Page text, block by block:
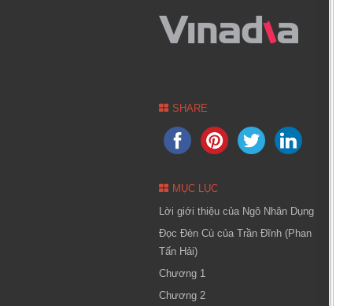
SHARE
MỤC LỤC
Lời giới thiệu của Ngô Nhân Dụng
Đọc Đèn Cù của Trần Đĩnh (Phan
Tấn Hải)
Chương 1
Chương 2